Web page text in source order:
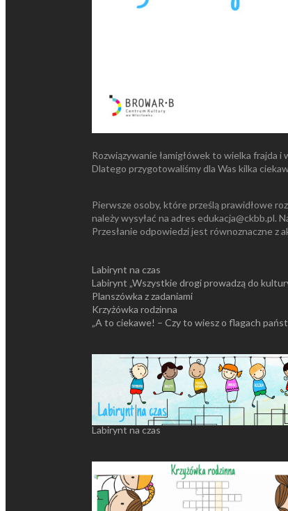
Rozwiązywanie łamigłówek to wielka frajda i
Dlatego przygotowaliśmy dla Was kilka
Pierwsze osoby, które prześlą prawidłowe
należy wysyłać na adres edukacja@ckbb.pl.
Przesłanie odpowiedzi jest równoznaczne z
Labirynt na czas
Labirynt „Wszystkie drogi prowadzą do
Planszówka z zadaniami
Krzyżówka rodzinna
„A to ciekawe! – Czy to wiesz o flagach
Labirynt na czas